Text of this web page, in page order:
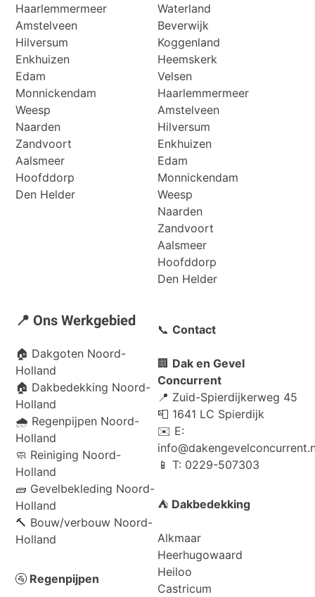
Haarlemmermeer
Amstelveen
Hilversum
Enkhuizen
Edam
Monnickendam
Weesp
Naarden
Zandvoort
Aalsmeer
Hoofddorp
Den Helder
Waterland
Beverwijk
Koggenland
Heemskerk
Velsen
Haarlemmermeer
Amstelveen
Hilversum
Enkhuizen
Edam
Monnickendam
Weesp
Naarden
Zandvoort
Aalsmeer
Hoofddorp
Den Helder
📍 Ons Werkgebied
🏠 Dakgoten Noord-
Holland
🏠 Dakbedekking Noord-
Holland
🌧️ Regenpijpen Noord-
Holland
🧼 Reiniging Noord-
Holland
🧱 Gevelbekleding Noord-
Holland
🔨 Bouw/verbouw Noord-
Holland
🚰 Regenpijpen
📞 Contact
🏢 Dak en Gevel
Concurrent
📍 Zuid-Spierdijkerweg 45
📮 1641 LC Spierdijk
✉️ E:
📱 T: 0229-507303
⛺ Dakbedekking
Alkmaar
Heerhugowaard
Heiloo
Castricum